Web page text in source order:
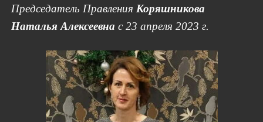
Председатель Правления Коряшникова
Наталья Алексеевна с 23 апреля 2023 г.